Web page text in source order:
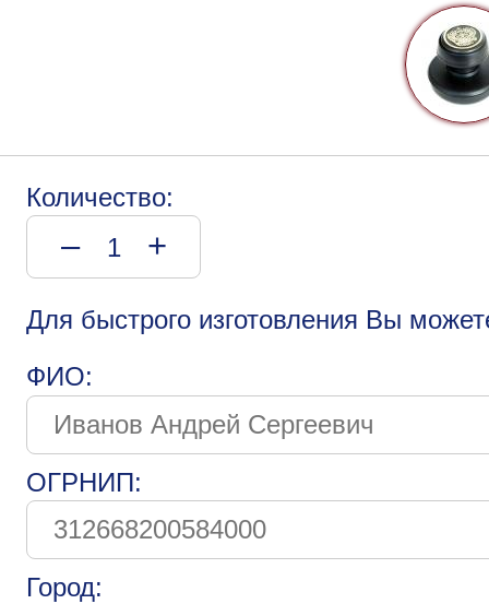
Количество:
– +
Для быстрого изготовления Вы
ФИО:
ОГРНИП:
Город: